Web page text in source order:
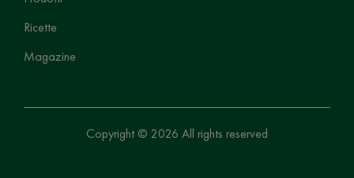
Ricette
Magazine
Copyright © 2026 All rights reserved